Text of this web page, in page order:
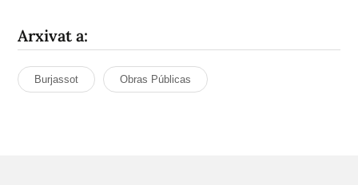
Arxivat a:
Burjassot Obras Públicas